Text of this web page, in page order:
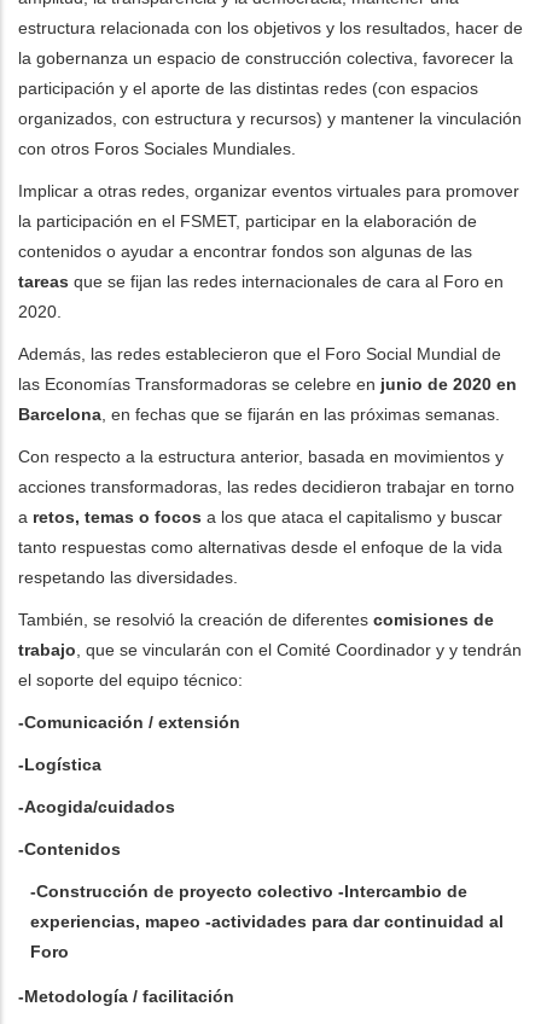
estructura relacionada con los objetivos y los resultados, hacer de
la gobernanza un espacio de construcción colectiva, favorecer la
participación y el aporte de las distintas redes (con espacios
organizados, con estructura y recursos) y mantener la vinculación
con otros Foros Sociales Mundiales.
Implicar a otras redes, organizar eventos virtuales para promover
la participación en el FSMET, participar en la elaboración de
contenidos o ayudar a encontrar fondos son algunas de las
tareas que se fijan las redes internacionales de cara al Foro en
2020.
Además, las redes establecieron que el Foro Social Mundial de
las Economías Transformadoras se celebre en junio de 2020 en
Barcelona , en fechas que se fijarán en las próximas semanas.
Con respecto a la estructura anterior, basada en movimientos y
acciones transformadoras, las redes decidieron trabajar en torno
a retos, temas o focos a los que ataca el capitalismo y buscar
tanto respuestas como alternativas desde el enfoque de la vida
respetando las diversidades.
También, se resolvió la creación de diferentes comisiones de
trabajo , que se vincularán con el Comité Coordinador y y tendrán
el soporte del equipo técnico:
-Comunicación / extensión
-Logística
-Acogida/cuidados
-Contenidos
-Construcción de proyecto colectivo -Intercambio de
experiencias, mapeo -actividades para dar continuidad al
Foro
-Metodología / facilitación